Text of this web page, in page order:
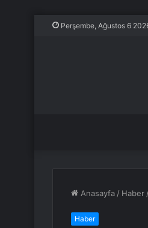
Perşembe, Ağustos 6
Anasayfa / Haber
Haber